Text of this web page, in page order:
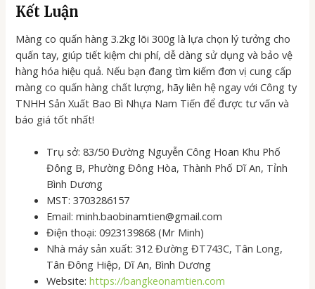
Kết Luận
Màng co quấn hàng 3.2kg lõi 300g là lựa chọn lý tưởng cho
quấn tay, giúp tiết kiệm chi phí, dễ dàng sử dụng và bảo vệ
hàng hóa hiệu quả. Nếu bạn đang tìm kiếm đơn vị cung cấp
màng co quấn hàng chất lượng, hãy liên hệ ngay với Công ty
TNHH Sản Xuất Bao Bì Nhựa Nam Tiến để được tư vấn và
báo giá tốt nhất!
Trụ sở: 83/50 Đường Nguyễn Công Hoan Khu Phố
Đông B, Phường Đông Hòa, Thành Phố Dĩ An, Tỉnh
Bình Dương
MST: 3703286157
Email: minh.baobinamtien@gmail.com
Điện thoại: 0923139868 (Mr Minh)
Nhà máy sản xuất: 312 Đường ĐT743C, Tân Long,
Tân Đông Hiệp, Dĩ An, Bình Dương
Website:https://bangkeonamtien.com